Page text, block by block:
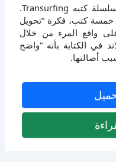
فاديم زيلاند كاتب روسي، اشتهر بسلسلة كتبه Transurfing.
كتب، فكرة “تحويل
على واقع المرء من خلال
في الكتابة بأنه “واضح
أصالتها.